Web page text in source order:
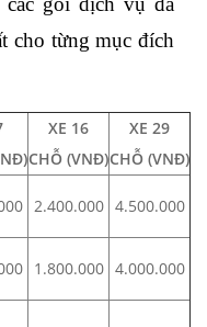
cho từng mục đích
XE 16
CHỖ (VNĐ)
XE 29
CHỖ (VNĐ)
2.400.000 4.500.000
1.800.000 4.000.000